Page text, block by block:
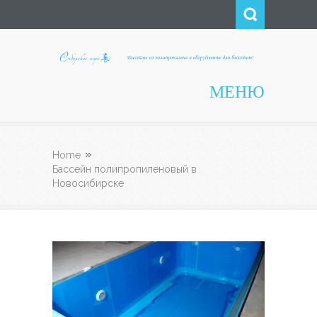
МЕНЮ
Home
Бассейн полипропиленовый в
Новосибирске